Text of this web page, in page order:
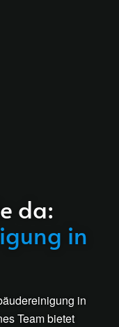
da:
in
in
Team bietet